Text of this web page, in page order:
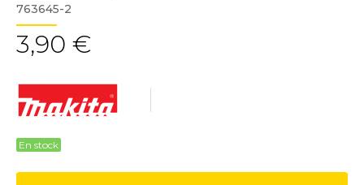
763645-2
3,90 €
En stock